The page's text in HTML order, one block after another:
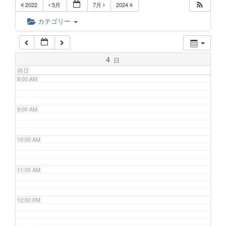
2022 5月 7月 2024
カテゴリー
4 日
終日
6:00 AM
7:00 AM
8:00 AM
9:00 AM
10:00 AM
11:00 AM
12:00 PM